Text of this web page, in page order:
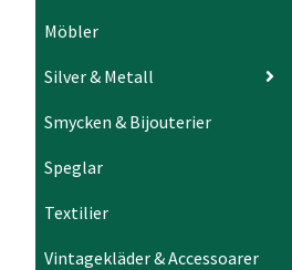
Möbler
Silver & Metall
Smycken & Bijouterier
Speglar
Textilier
Vintagekläder & Accessoarer